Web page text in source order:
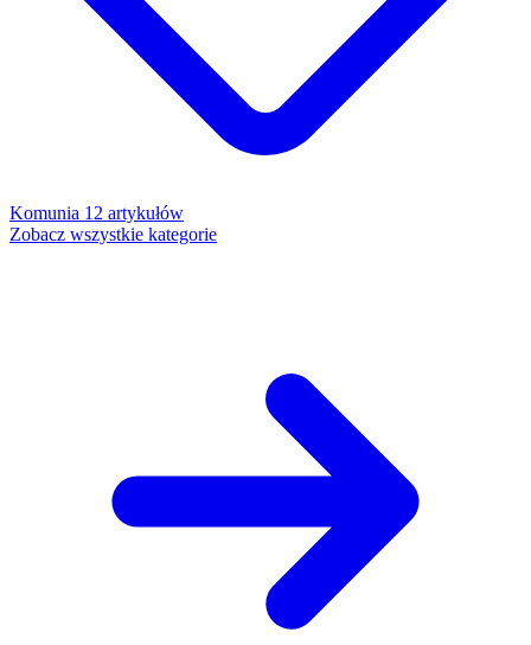
Komunia 12 artykułów
Zobacz wszystkie kategorie